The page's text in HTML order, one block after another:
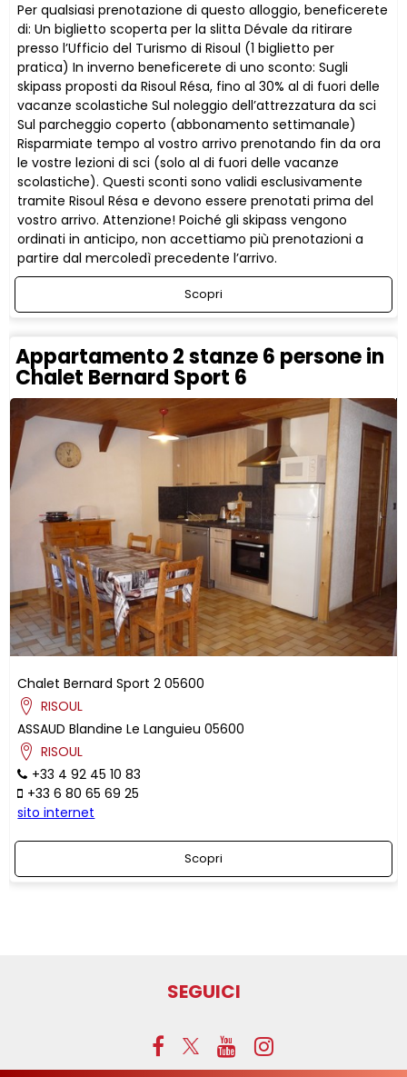
Per qualsiasi prenotazione di questo alloggio, beneficerete
di: Un biglietto scoperta per la slitta Dévale da ritirare
presso l’Ufficio del Turismo di Risoul (1 biglietto per
pratica) In inverno beneficerete di uno sconto: Sugli
skipass proposti da Risoul Résa, fino al 30% al di fuori delle
vacanze scolastiche Sul noleggio dell’attrezzatura da sci
Sul parcheggio coperto (abbonamento settimanale)
Risparmiate tempo al vostro arrivo prenotando fin da ora
le vostre lezioni di sci (solo al di fuori delle vacanze
scolastiche). Questi sconti sono validi esclusivamente
tramite Risoul Résa e devono essere prenotati prima del
vostro arrivo. Attenzione! Poiché gli skipass vengono
ordinati in anticipo, non accettiamo più prenotazioni a
partire dal mercoledì precedente l’arrivo.
Scopri
Appartamento 2 stanze 6 persone in
Chalet Bernard Sport 6
Chalet Bernard Sport 2 05600
RISOUL
ASSAUD Blandine Le Languieu 05600
RISOUL
+33 4 92 45 10 83
+33 6 80 65 69 25
sito internet
Scopri
SEGUICI